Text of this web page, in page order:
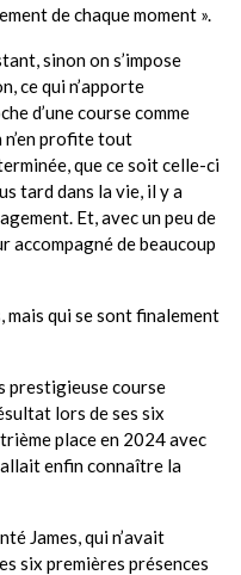
de chaque moment ».
sinon on s’impose
ce qui n’apporte
d’une course comme
n’en profite tout
que ce soit celle-ci
tard dans la vie, il y a
Et, avec un peu de
accompagné de beaucoup
mais qui se sont finalement
prestigieuse course
lors de ses six
place en 2024 avec
enfin connaître la
James, qui n’avait
six premières présences